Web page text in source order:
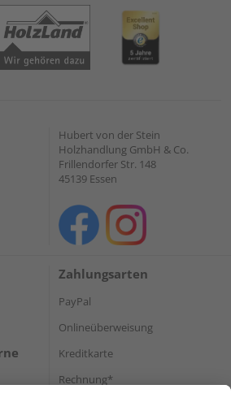
Hubert von der Stein
Holzhandlung GmbH & Co.
Frillendorfer Str. 148
45139 Essen
Zahlungsarten
PayPal
Onlineüberweisung
Kreditkarte
Rechnung*